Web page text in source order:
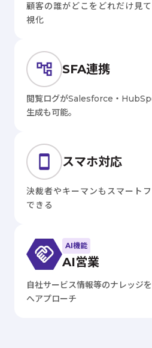
顧客の誰がどこをどれだけ見
視化
SFA連携
閲覧ログがSalesforce・
生成も可能。
スマホ対応
決裁者やキーマンもスマート
できる
AI機能
AI営業
自社サービス情報等のナレッジ
へアプローチ